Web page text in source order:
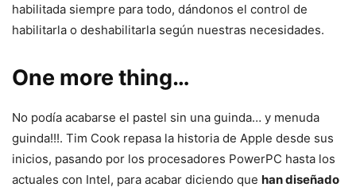
habilitada siempre para todo, dándonos el control de
habilitarla o deshabilitarla según nuestras necesidades.
One more thing…
No podía acabarse el pastel sin una guinda… y menuda
guinda!!!. Tim Cook repasa la historia de Apple desde sus
inicios, pasando por los procesadores PowerPC hasta los
actuales con Intel, para acabar diciendo que han diseñado